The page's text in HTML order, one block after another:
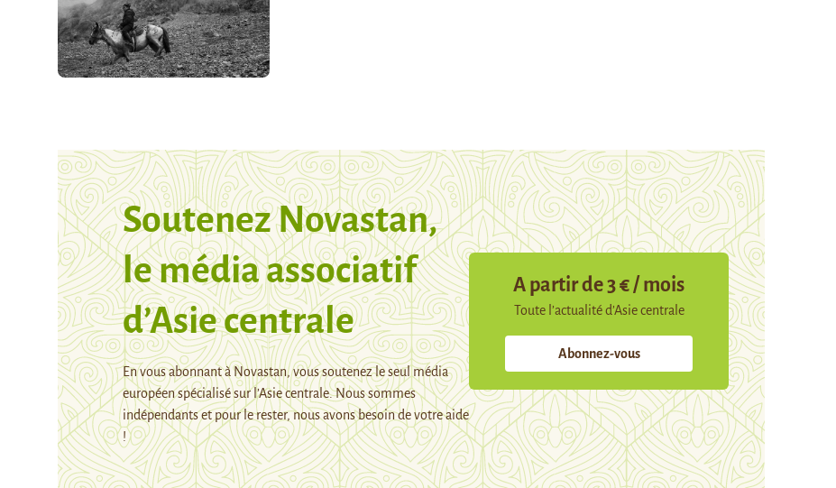
Soutenez Novastan,
le média associatif
d’Asie centrale
En vous abonnant à Novastan, vous soutenez le seul média
européen spécialisé sur l’Asie centrale. Nous sommes
indépendants et pour le rester, nous avons besoin de votre aide
!
A partir de 3 € / mois
Toute l’actualité d’Asie centrale
Abonnez-vous